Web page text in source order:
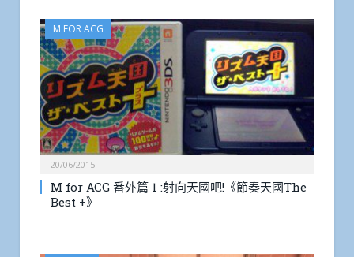
M FOR ACG
20/06/2015
M for ACG 番外篇 1 :射向天國吧!《節奏天國The
Best +》